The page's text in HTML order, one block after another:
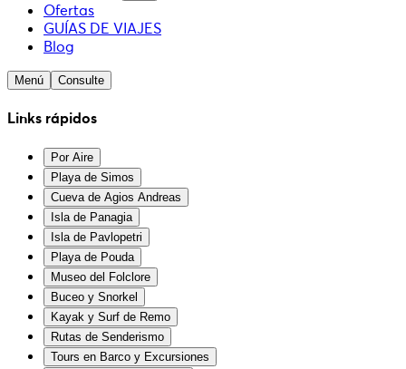
Ofertas
GUÍAS DE VIAJES
Blog
Menú Consulte
Links rápidos
Por Aire
Playa de Simos
Cueva de Agios Andreas
Isla de Panagia
Isla de Pavlopetri
Playa de Pouda
Museo del Folclore
Buceo y Snorkel
Kayak y Surf de Remo
Rutas de Senderismo
Tours en Barco y Excursiones